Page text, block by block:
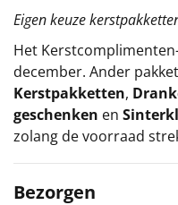
Eigen keuze
Het Kerstcomplimenten
december. Ander
Kerstpakketten,
geschenken en
zolang de voorraad
Bezorgen